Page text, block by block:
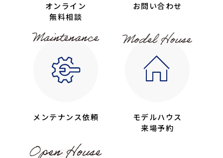
オンライン
無料相談
お問い合わせ
メンテナンス依頼
モデルハウス
来場予約